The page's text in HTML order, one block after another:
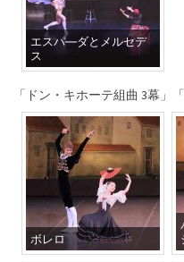
エスパ―ダとメルセデ
ス
「ドン・キホーテ組曲 3幕」
ボレロ